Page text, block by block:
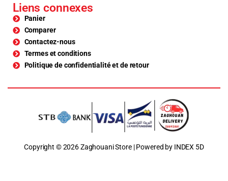
Liens connexes
Panier
Comparer
Contactez-nous
Termes et conditions
Politique de confidentialité et de retour
Copyright © 2026 Zaghouani Store | Powered by INDEX 5D